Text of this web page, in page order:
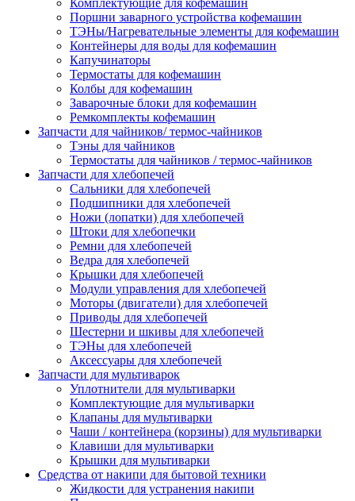
Комплектующие для кофемашин
Поршни заварного устройства кофемашин
ТЭНы/Нагревательные элементы для кофемашин
Контейнеры для воды для кофемашин
Капучинаторы
Термостаты для кофемашин
Колбы для кофемашин
Заварочные блоки для кофемашин
Ремкомплекты кофемашин
Запчасти для чайников/ термос-чайников
Тэны для чайников
Термостаты для чайников / термос-чайников
Запчасти для хлебопечей
Сальники для хлебопечей
Подшипники для хлебопечей
Ножи (лопатки) для хлебопечей
Штоки для хлебопечки
Ремни для хлебопечей
Ведра для хлебопечей
Крышки для хлебопечей
Модули управления для хлебопечей
Моторы (двигатели) для хлебопечей
Приводы для хлебопечей
Шестерни и шкивы для хлебопечей
ТЭНы для хлебопечей
Аксессуары для хлебопечей
Запчасти для мультиварок
Уплотнители для мультиварки
Комплектующие для мультиварки
Клапаны для мультиварки
Чаши / контейнера (корзины) для мультиварки
Клавиши для мультиварки
Крышки для мультиварки
Средства от накипи для бытовой техники
Жидкости для устранения накипи